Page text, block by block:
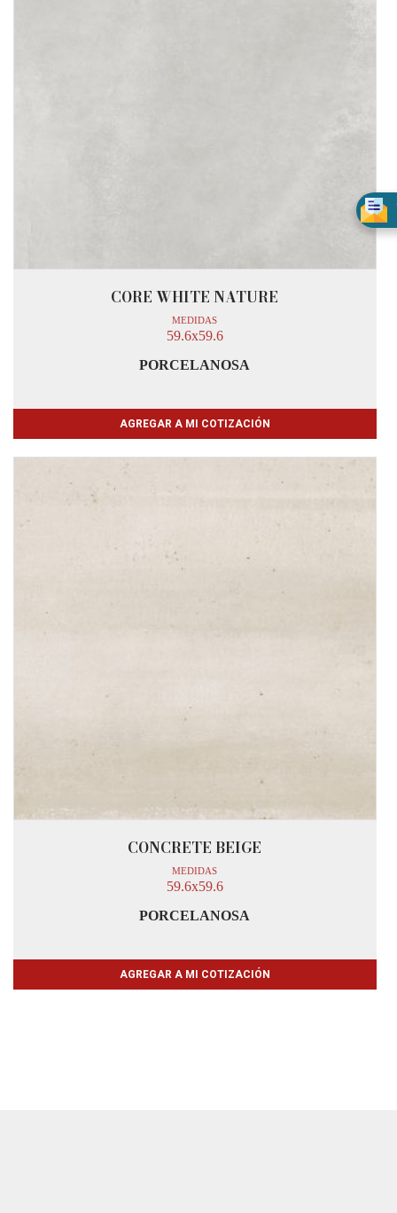
CORE WHITE NATURE
MEDIDAS
59.6x59.6
PORCELANOSA
AGREGAR A MI COTIZACIÓN
CONCRETE BEIGE
MEDIDAS
59.6x59.6
PORCELANOSA
AGREGAR A MI COTIZACIÓN